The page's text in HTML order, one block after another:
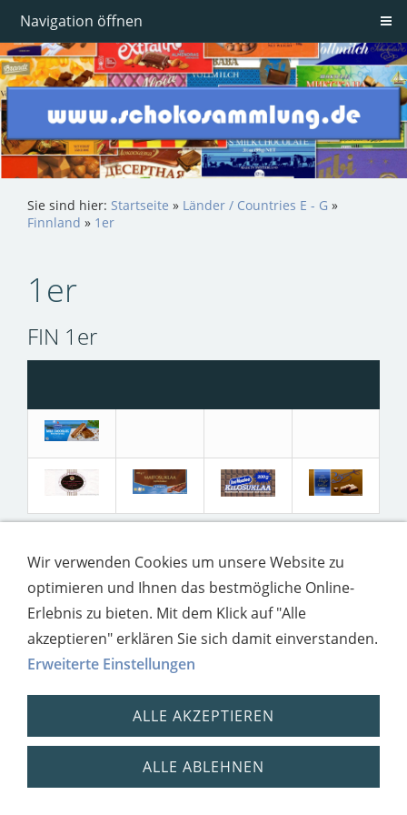
Navigation öffnen
Sie sind hier: Startseite » Länder / Countries E - G »
Finnland » 1er
1er
FIN 1er
Impressum Datenschutz
Wir verwenden Cookies um unsere Website zu
optimieren und Ihnen das bestmögliche Online-
Erlebnis zu bieten. Mit dem Klick auf "Alle
akzeptieren" erklären Sie sich damit einverstanden.
Erweiterte Einstellungen
ALLE AKZEPTIEREN
ALLE ABLEHNEN